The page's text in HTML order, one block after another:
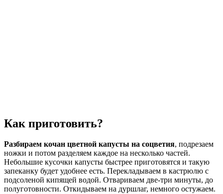
Как приготовить?
Разбираем кочан цветной капусты на соцветия, подрезаем
ножки и потом разделяем каждое на несколько частей.
Небольшие кусочки капусты быстрее приготовятся и такую
запеканку будет удобнее есть. Перекладываем в кастрюлю с
подсоленой кипящей водой. Отвариваем две-три минуты, до
полуготовности. Откидываем на дуршлаг, немного остужаем.